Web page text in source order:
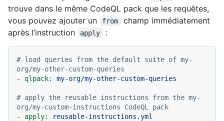
trouve dans le même CodeQL pack que les requêtes,
vous pouvez ajouter un
from
champ immédiatement
après l’instruction
apply :
# load queries from the default suite of my-
org/my-other-custom-queries
-
qlpack: my-org/my-other-custom-queries
# apply the reusable instructions from the my-
org/my-custom-instructions CodeQL pack
-
apply:
reusable-instructions.yml